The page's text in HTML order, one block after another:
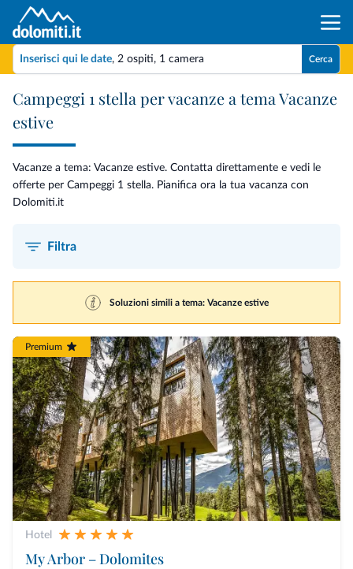
Inserisci qui le date, 2 ospiti, 1 camera Cerca
Campeggi 1 stella per vacanze a tema Vacanze
estive
Vacanze a tema: Vacanze estive. Contatta direttamente e vedi le
offerte per Campeggi 1 stella. Pianifica ora la tua vacanza con
Dolomiti.it
Filtra
Soluzioni simili a tema: Vacanze estive
Premium
Hotel
My Arbor – Dolomites